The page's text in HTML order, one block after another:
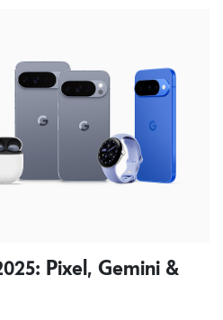
Pixel, Gemini &